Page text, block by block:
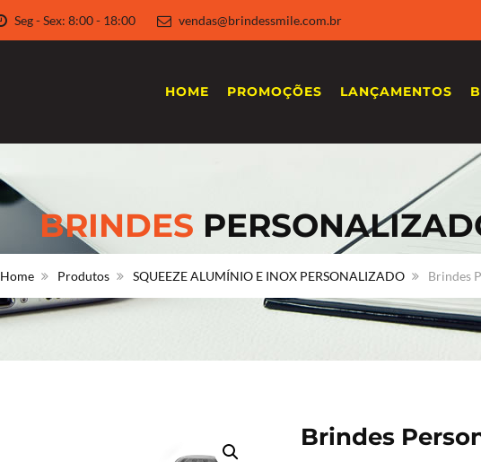
Seg - Sex: 8:00 - 18:00 vendas@brindessmile.com.br
HOME PROMOÇÕES LANÇAMENTOS
BRINDES
Home Produtos SQUEEZE ALUMÍNIO E INOX PERSONALIZADO Brindes
Brindes